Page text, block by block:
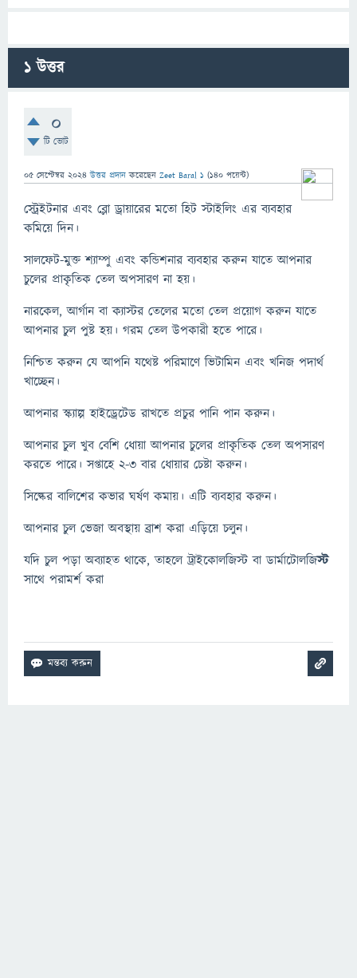
1উত্তর
0
টি ভোট
05 সেপ্টেম্বর 2024 উত্তর প্রদান করেছেন Zeet Baral 1 (140 পয়েন্ট)
স্ট্রেইটনার এবং ব্লো ড্রায়ারের মতো হিট স্টাইলিং এর ব্যবহার
কমিয়ে দিন।
সালফেট-মুক্ত শ্যাম্পু এবং কন্ডিশনার ব্যবহার করুন যাতে আপনার
চুলের প্রাকৃতিক তেল অপসারণ না হয়।
নারকেল, আর্গান বা ক্যাস্টর তেলের মতো তেল প্রয়োগ করুন যাতে
আপনার চুল পুষ্ট হয়। গরম তেল উপকারী হতে পারে।
নিশ্চিত করুন যে আপনি যথেষ্ট পরিমাণে ভিটামিন এবং খনিজ পদার্থ
খাচ্ছেন।
আপনার স্ক্যাল্প হাইড্রেটেড রাখতে প্রচুর পানি পান করুন।
আপনার চুল খুব বেশি ধোয়া আপনার চুলের প্রাকৃতিক তেল অপসারণ
করতে পারে। সপ্তাহে ২-৩ বার ধোয়ার চেষ্টা করুন।
সিল্কের বালিশের কভার ঘর্ষণ কমায়। এটি ব্যবহার করুন।
আপনার চুল ভেজা অবস্থায় ব্রাশ করা এড়িয়ে চলুন।
যদি চুল পড়া অব্যাহত থাকে, তাহলে ট্রাইকোলজিস্ট বা ডার্মাটোলজিস্ট
সাথে পরামর্শ করা